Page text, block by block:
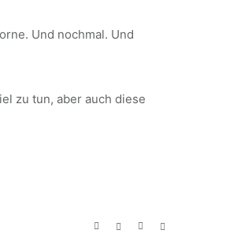
Und nochmal. Und
zu tun, aber auch diese